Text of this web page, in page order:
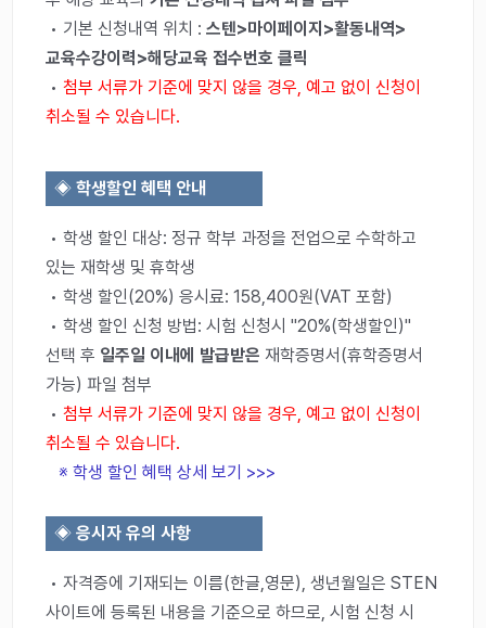
• 기본 신청내역 위치 :스텐>마이페이지>활동내역>
교육수강이력>해당교육 접수번호 클릭
•첨부 서류가 기준에 맞지 않을 경우, 예고 없이 신청이
취소될 수 있습니다.
◈학생할인 혜택 안내
• 학생 할인 대상: 정규 학부 과정을 전업으로 수학하고
있는 재학생 및 휴학생
• 학생 할인(20%) 응시료: 158,400원(VAT 포함)
• 학생 할인 신청 방법: 시험 신청시 "20%(학생할인)"
선택 후 일주일 이내에 발급받은 재학증명서(휴학증명서
가능) 파일 첨부
•첨부 서류가 기준에 맞지 않을 경우, 예고 없이 신청이
취소될 수 있습니다.
※ 학생 할인 혜택 상세 보기 >>>
◈응시자 유의 사항
• 자격증에 기재되는 이름(한글,영문), 생년월일은 STEN
사이트에 등록된 내용을 기준으로 하므로, 시험 신청 시